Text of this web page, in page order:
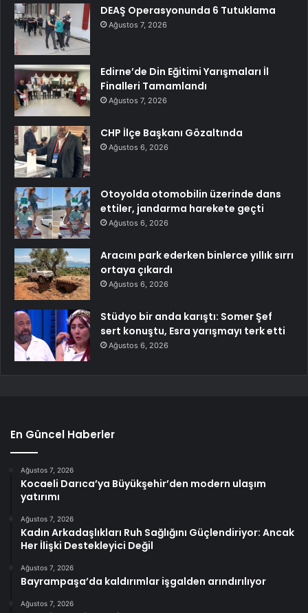
DEAŞ Operasyonunda 6 Tutuklama
Ağustos 7, 2026
Edirne’de Din Eğitimi Yarışmaları İl
Finalleri Tamamlandı
Ağustos 7, 2026
CHP İlçe Başkanı Gözaltında
Ağustos 6, 2026
Otoyolda otomobilin üzerinde dans
ettiler, jandarma harekete geçti
Ağustos 6, 2026
Aracını park ederken binlerce yıllık sırrı
ortaya çıkardı
Ağustos 6, 2026
Stüdyo bir anda karıştı: Somer Şef
sert konuştu, Esra yarışmayı terk etti
Ağustos 6, 2026
En Güncel Haberler
Ağustos 7, 2026
Kocaeli Darıca’ya Büyükşehir’den modern ulaşım
yatırımı
Ağustos 7, 2026
Kadın Arkadaşlıkları Ruh Sağlığını Güçlendiriyor: Ancak
Her İlişki Destekleyici Değil
Ağustos 7, 2026
Bayrampaşa’da kaldırımlar işgalden arındırılıyor
Ağustos 7, 2026